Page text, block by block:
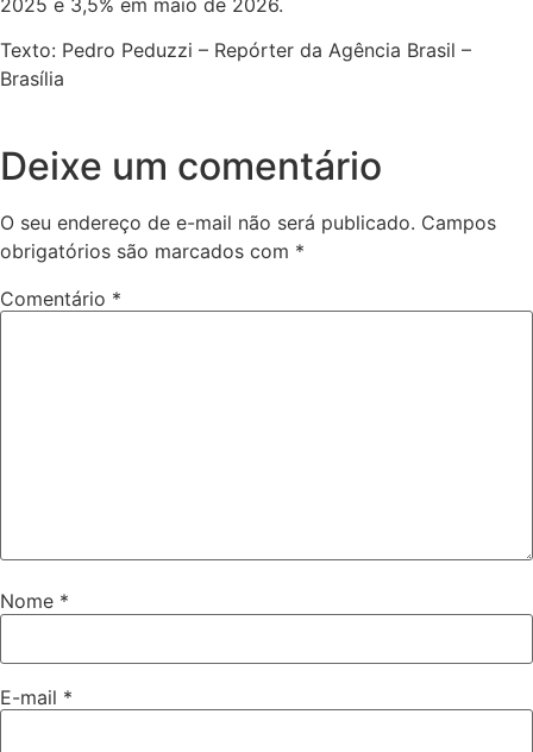
Texto: Pedro Peduzzi – Repórter da Agência Brasil –
Brasília
Deixe um comentário
O seu endereço de e-mail não será publicado. Campos
obrigatórios são marcados com *
Comentário *
Nome *
E-mail *